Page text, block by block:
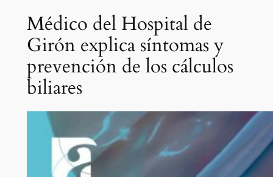
Médico del Hospital de
Girón explica síntomas y
prevención de los cálculos
biliares